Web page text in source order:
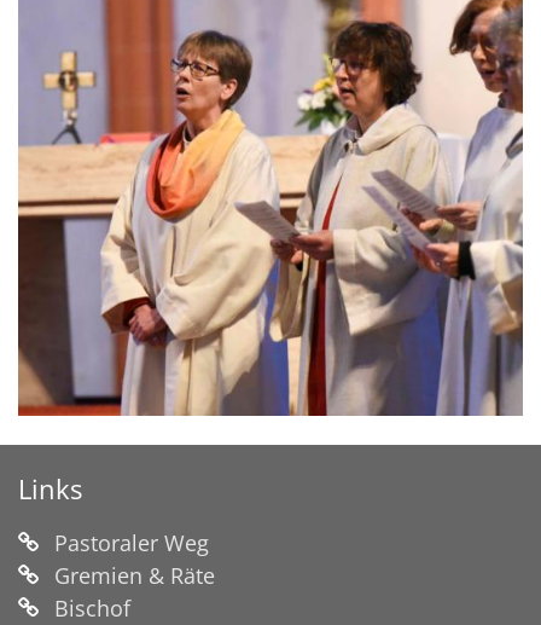
Links
Pastoraler Weg
Gremien & Räte
Bischof